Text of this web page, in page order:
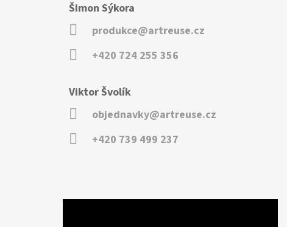
Šimon Sýkora
produkce@artreuse.cz
+420 724 255 356
Viktor Švolík
objednavky@artreuse.cz
+420 739 499 237